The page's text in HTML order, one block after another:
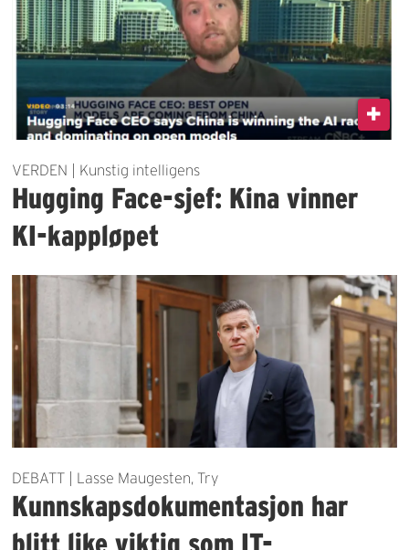
VERDEN | Kunstig intelligens
Hugging Face-sjef: Kina vinner
KI-kappløpet
DEBATT | Lasse Maugesten, Try
Kunnskapsdokumentasjon har
blitt like viktig som IT-